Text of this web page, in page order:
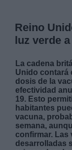
Reino
luz verde
La cadena
Unido contará
dosis de la
efectividad
19. Esto
habitantes
vacuna,
semana,
confirmar. Las
desarrolladas
Destinatarios: